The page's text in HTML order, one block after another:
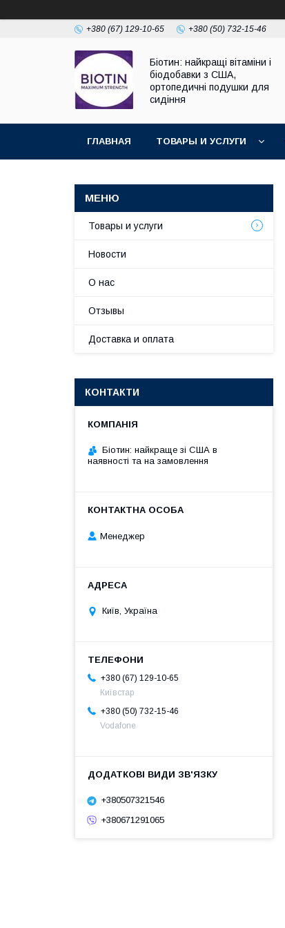
+380 (67) 129-10-65 +380 (50) 732-15-46
Біотин: найкращі вітаміни і
біодобавки з США,
ортопедичні подушки для
сидіння
ГЛАВНАЯ ТОВАРЫ И УСЛУГИ
Товары и услуги
Новости
О нас
Отзывы
Доставка и оплата
КОНТАКТИ
Біотин: найкраще зі США в
наявності та на замовлення
Менеджер
Київ, Україна
+380 (67) 129-10-65
Київстар
+380 (50) 732-15-46
Vodafone
+380507321546
+380671291065